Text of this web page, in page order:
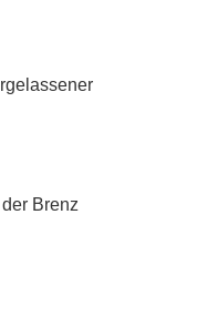
Brenz